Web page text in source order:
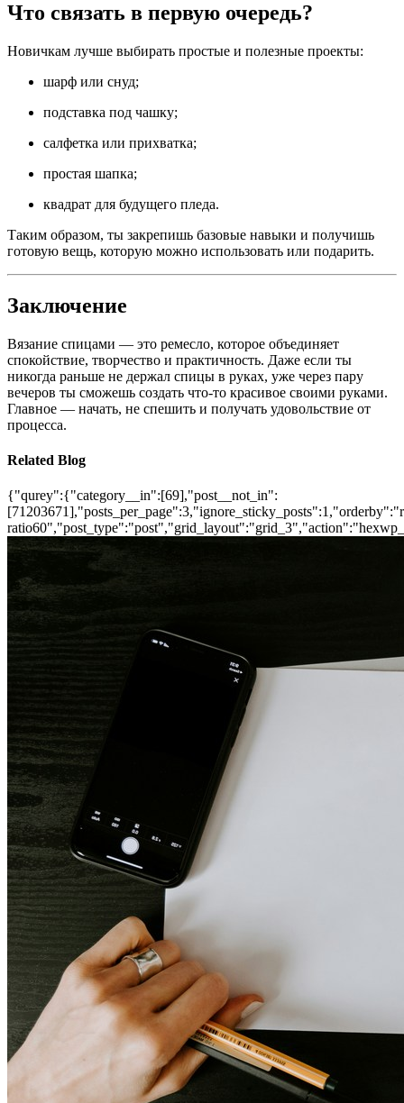
Что связать в первую очередь?
Новичкам лучше выбирать простые и полезные проекты:
шарф или снуд;
подставка под чашку;
салфетка или прихватка;
простая шапка;
квадрат для будущего пледа.
Таким образом, ты закрепишь базовые навыки и получишь
готовую вещь, которую можно использовать или подарить.
Заключение
Вязание спицами — это ремесло, которое объединяет
спокойствие, творчество и практичность. Даже если ты
никогда раньше не держал спицы в руках, уже через пару
вечеров ты сможешь создать что-то красивое своими руками.
Главное — начать, не спешить и получать удовольствие от
процесса.
Related Blog
{"qurey":{"category__in":[69],"post__not_in":